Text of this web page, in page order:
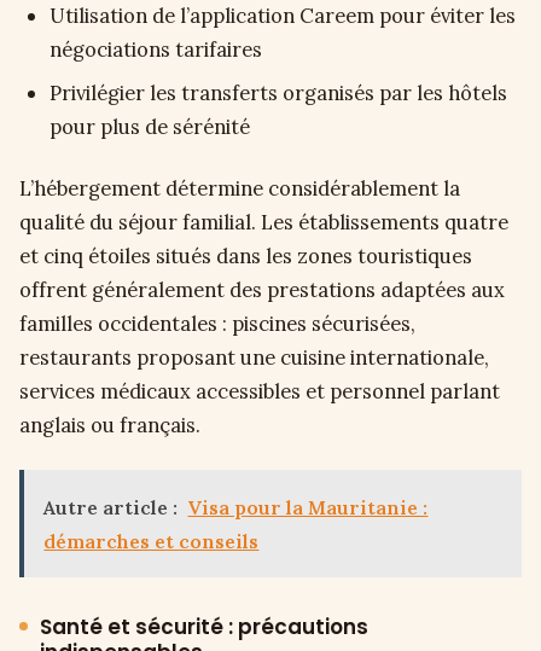
Utilisation de l’application Careem pour éviter les
négociations tarifaires
Privilégier les transferts organisés par les hôtels
pour plus de sérénité
L’hébergement détermine considérablement la
qualité du séjour familial. Les établissements quatre
et cinq étoiles situés dans les zones touristiques
offrent généralement des prestations adaptées aux
familles occidentales : piscines sécurisées,
restaurants proposant une cuisine internationale,
services médicaux accessibles et personnel parlant
anglais ou français.
Autre article : Visa pour la Mauritanie :
démarches et conseils
Santé et sécurité : précautions